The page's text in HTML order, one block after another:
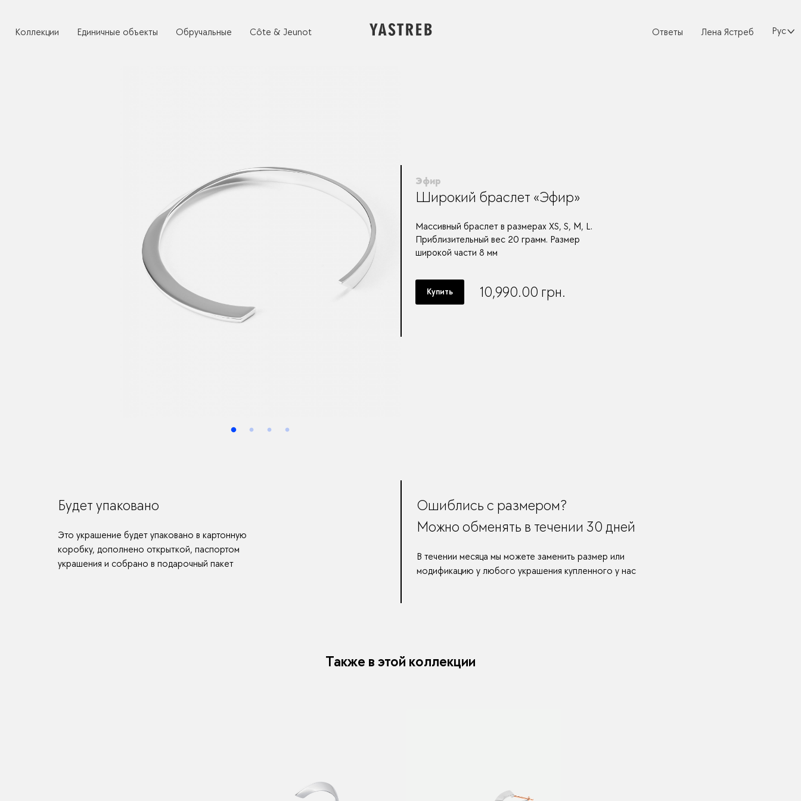
Коллекции Единичные объекты Обручальные Côte & Jeunot Ответы Лена Ястреб
Эфир
Широкий браслет «Эфир»
Массивный браслет в размерах XS, S, M, L.
Приблизительный вес 20 грамм. Размер
широкой части 8 мм
Купить 10,990.00 грн.
Будет упаковано
Это украшение будет упаковано в картонную
коробку, дополнено открыткой, паспортом
украшения и собрано в подарочный пакет
Ошиблись с размером?
Можно обменять в течении 30 дней
В течении месяца мы можете заменить размер или
модификацию у любого украшения купленного у нас
Также в этой коллекции